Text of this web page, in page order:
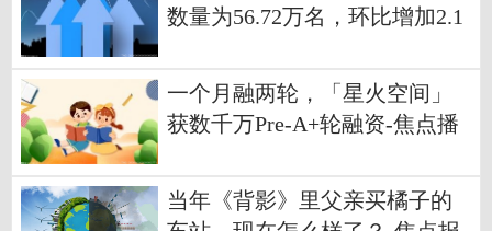
数量为56.72万名，环比增加2.1
一个月融两轮，「星火空间」
获数千万Pre-A+轮融资-焦点播
当年《背影》里父亲买橘子的